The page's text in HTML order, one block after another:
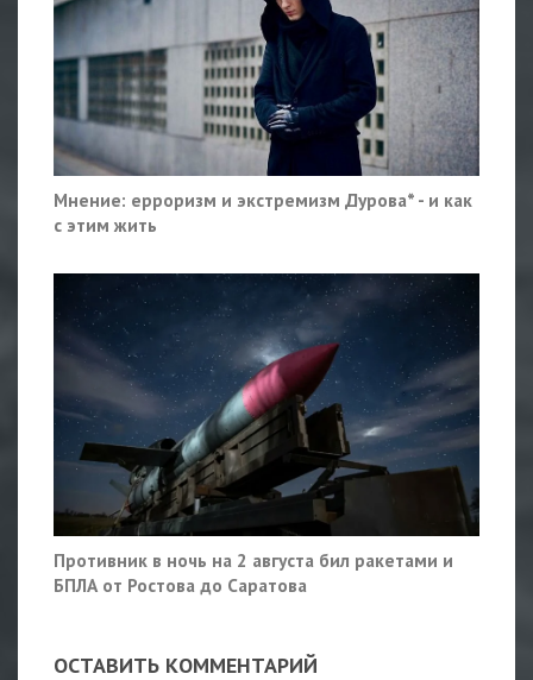
Мнение: ерроризм и экстремизм Дурова* - и как
с этим жить
Противник в ночь на 2 августа бил ракетами и
БПЛА от Ростова до Саратова
ОСТАВИТЬ КОММЕНТАРИЙ